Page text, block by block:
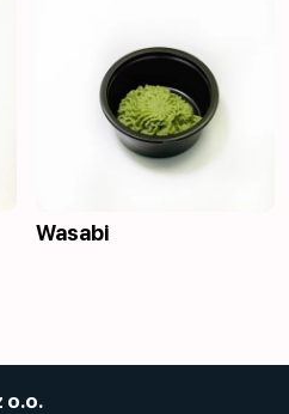
Wasabi
o.o.